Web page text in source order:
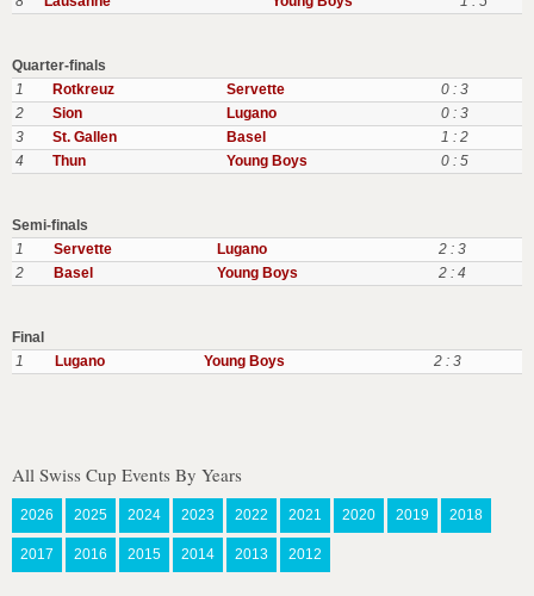
Quarter-finals
1
Rotkreuz Servette
0 : 3
2
Sion Lugano
0 : 3
3
St. Gallen Basel
1 : 2
4
Thun Young Boys 0 : 5
Semi-finals
1
Servette Lugano
2 : 3
2
Basel Young Boys 2 : 4
Final
1
Lugano Young Boys 2 : 3
All Swiss Cup Events By Years
2026 2025 2024 2023 2022 2021 2020 2019 2018
2017 2016 2015 2014 2013 2012